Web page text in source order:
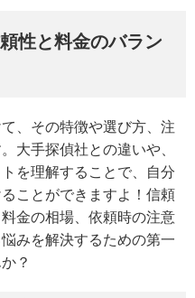
性と料金のバラン
、その特徴や選び方、注
大手探偵社との違いや、
を理解することで、自分
ことができますよ！信頼
金の相場、依頼時の注意
みを解決するための第一
？